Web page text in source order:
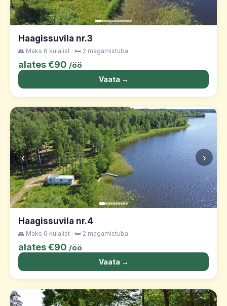
Haagissuvila nr.3
👥 Maks 6 külalist · 🛏️ 2 magamistuba
alates €90 /öö
Vaata →
‹ ›
Haagissuvila nr.4
👥 Maks 6 külalist · 🛏️ 2 magamistuba
alates €90 /öö
Vaata →